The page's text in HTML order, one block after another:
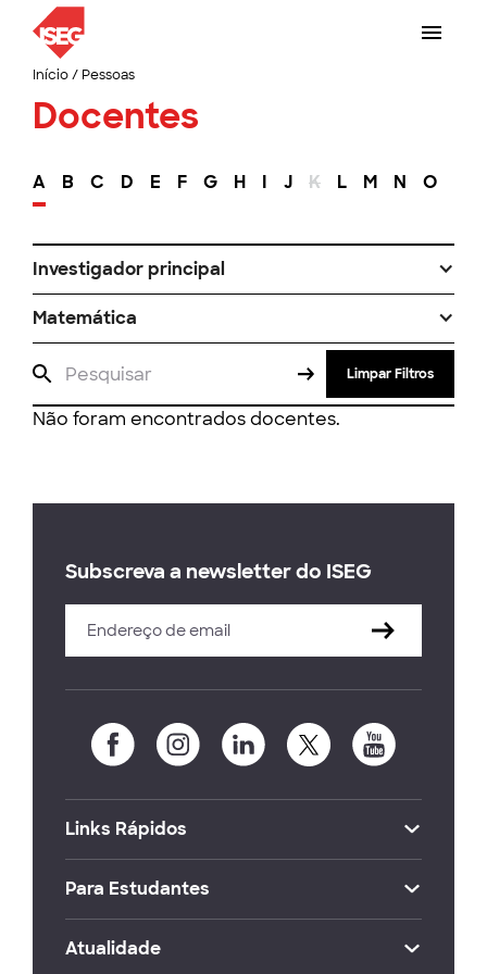
Início/ Pessoas
Docentes
A B C D E F G H I J K L M N O
Investigador principal
Matemática
Limpar Filtros
Não foram encontrados docentes.
Subscreva a newsletter do ISEG
Links Rápidos
Para Estudantes
Atualidade